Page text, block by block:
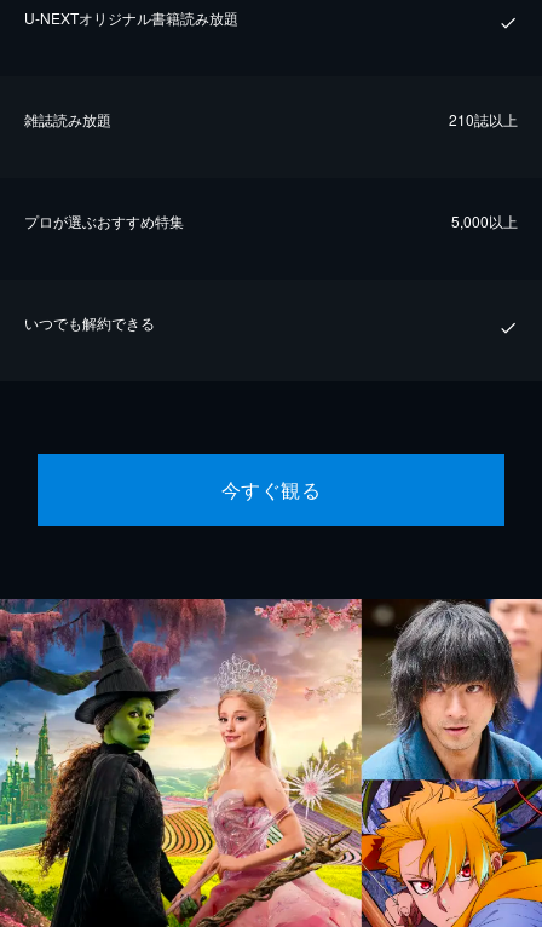
U-NEXTオリジナル書籍読み放題
雑誌読み放題 210誌以上
プロが選ぶおすすめ特集 5,000以上
いつでも解約できる
今すぐ観る